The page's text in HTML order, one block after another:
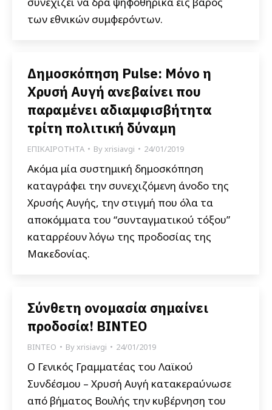
των εθνικών συμφερόντων.
Δημοσκόπηση Pulse: Μόνο η
Χρυσή Αυγή ανεβαίνει που
παραμένει αδιαμφισβήτητα
τρίτη πολιτική δύναμη
ΕΠΙΚΑΙΡΟΤΗΤΑ Byxrisiavgi 24/01/2019
Ακόμα μία συστημική δημοσκόπηση
καταγράφει την συνεχιζόμενη άνοδο της
Χρυσής Αυγής, την στιγμή που όλα τα
αποκόμματα του “συνταγματικού τόξου”
καταρρέουν λόγω της προδοσίας της
Μακεδονίας.
Σύνθετη ονομασία σημαίνει
προδοσία! ΒΙΝΤΕΟ
ΒΙΝΤΕΟ Byxrisiavgi 24/01/2019
Ο Γενικός Γραμματέας του Λαϊκού
Συνδέσμου – Χρυσή Αυγή κατακεραύνωσε
από βήματος Βουλής την κυβέρνηση του